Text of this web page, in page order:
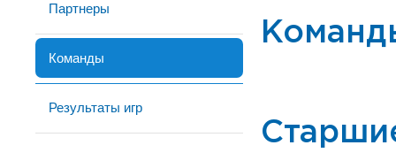
Партнеры
Команды
Результаты игр